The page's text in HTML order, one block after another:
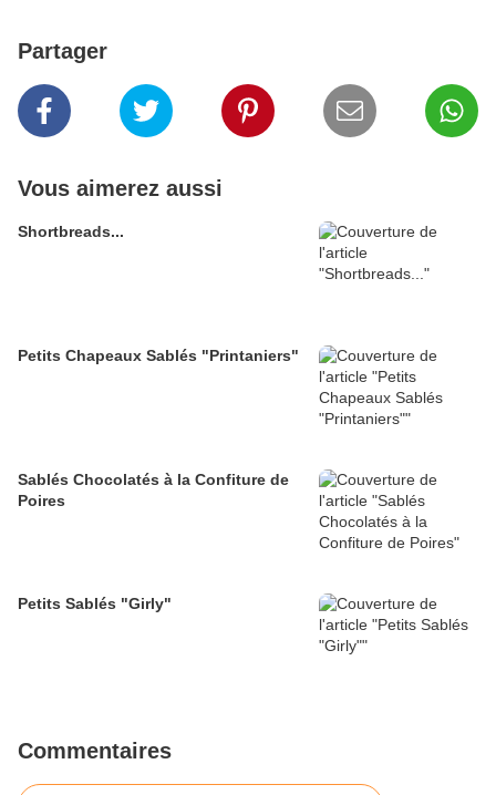
Partager
Vous aimerez aussi
Shortbreads...
Petits Chapeaux Sablés "Printaniers"
Sablés Chocolatés à la Confiture de
Poires
Petits Sablés "Girly"
Commentaires